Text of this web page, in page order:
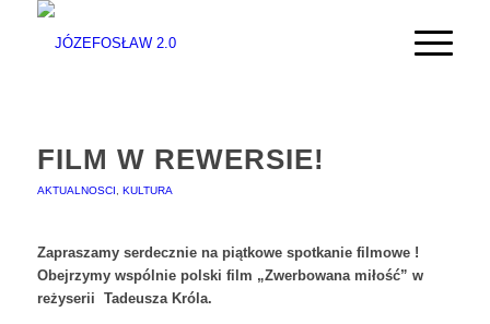
FILM W REWERSIE!
AKTUALNOSCI KULTURA
Zapraszamy serdecznie na piątkowe spotkanie filmowe !
Obejrzymy wspólnie polski film „Zwerbowana miłość” w
reżyserii Tadeusza Króla.